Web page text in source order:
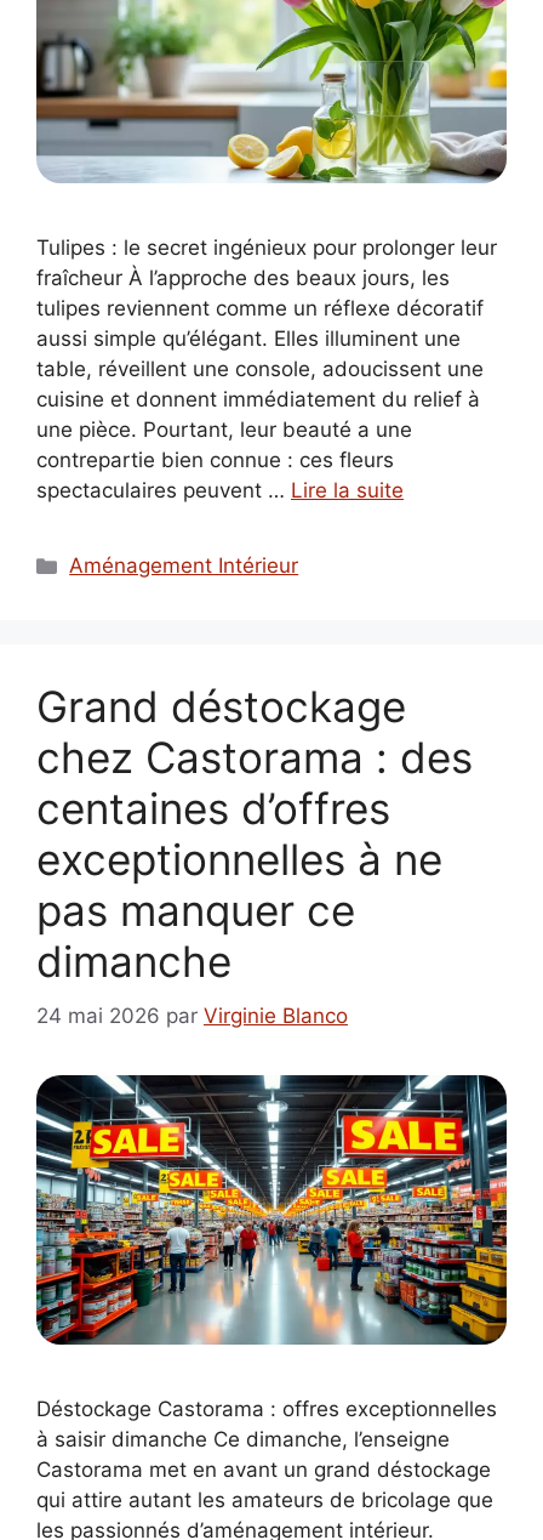
Tulipes : le secret ingénieux pour prolonger leur
fraîcheur À l’approche des beaux jours, les
tulipes reviennent comme un réflexe décoratif
aussi simple qu’élégant. Elles illuminent une
table, réveillent une console, adoucissent une
cuisine et donnent immédiatement du relief à
une pièce. Pourtant, leur beauté a une
contrepartie bien connue : ces fleurs
spectaculaires peuvent … Lire la suite
Catégories
Aménagement Intérieur
Grand déstockage
chez Castorama : des
centaines d’offres
exceptionnelles à ne
pas manquer ce
dimanche
24 mai 2026 par Virginie Blanco
Déstockage Castorama : offres exceptionnelles
à saisir dimanche Ce dimanche, l’enseigne
Castorama met en avant un grand déstockage
qui attire autant les amateurs de bricolage que
les passionnés d’aménagement intérieur.